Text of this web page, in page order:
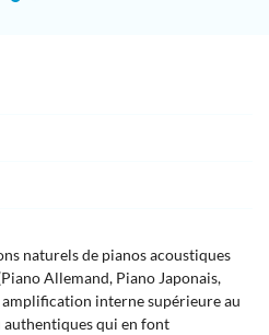
naturels de pianos acoustiques
Allemand, Piano Japonais,
amplification interne supérieure au
authentiques qui en font